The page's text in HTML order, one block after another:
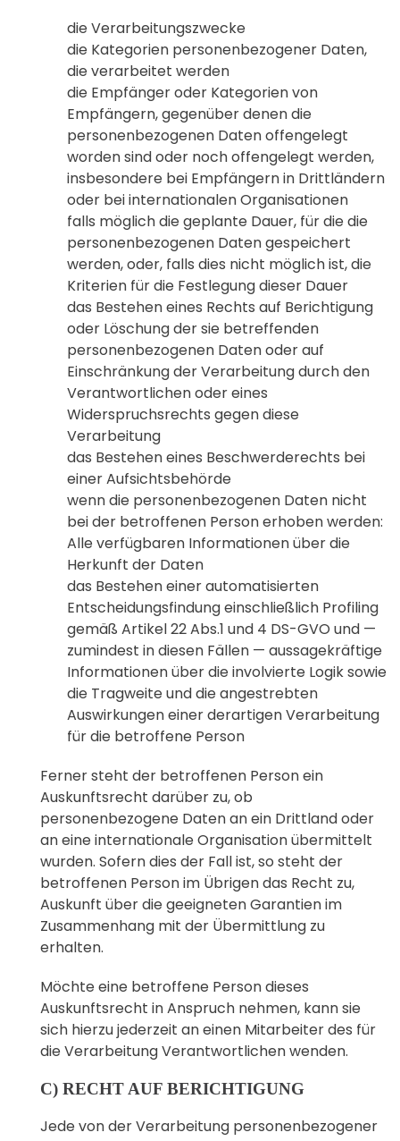
die Verarbeitungszwecke
die Kategorien personenbezogener Daten,
die verarbeitet werden
die Empfänger oder Kategorien von
Empfängern, gegenüber denen die
personenbezogenen Daten offengelegt
worden sind oder noch offengelegt werden,
insbesondere bei Empfängern in Drittländern
oder bei internationalen Organisationen
falls möglich die geplante Dauer, für die die
personenbezogenen Daten gespeichert
werden, oder, falls dies nicht möglich ist, die
Kriterien für die Festlegung dieser Dauer
das Bestehen eines Rechts auf Berichtigung
oder Löschung der sie betreffenden
personenbezogenen Daten oder auf
Einschränkung der Verarbeitung durch den
Verantwortlichen oder eines
Widerspruchsrechts gegen diese
Verarbeitung
das Bestehen eines Beschwerderechts bei
einer Aufsichtsbehörde
wenn die personenbezogenen Daten nicht
bei der betroffenen Person erhoben werden:
Alle verfügbaren Informationen über die
Herkunft der Daten
das Bestehen einer automatisierten
Entscheidungsfindung einschließlich Profiling
gemäß Artikel 22 Abs.1 und 4 DS-GVO und —
zumindest in diesen Fällen — aussagekräftige
Informationen über die involvierte Logik sowie
die Tragweite und die angestrebten
Auswirkungen einer derartigen Verarbeitung
für die betroffene Person
Ferner steht der betroffenen Person ein
Auskunftsrecht darüber zu, ob
personenbezogene Daten an ein Drittland oder
an eine internationale Organisation übermittelt
wurden. Sofern dies der Fall ist, so steht der
betroffenen Person im Übrigen das Recht zu,
Auskunft über die geeigneten Garantien im
Zusammenhang mit der Übermittlung zu
erhalten.
Möchte eine betroffene Person dieses
Auskunftsrecht in Anspruch nehmen, kann sie
sich hierzu jederzeit an einen Mitarbeiter des für
die Verarbeitung Verantwortlichen wenden.
C) RECHT AUF BERICHTIGUNG
Jede von der Verarbeitung personenbezogener